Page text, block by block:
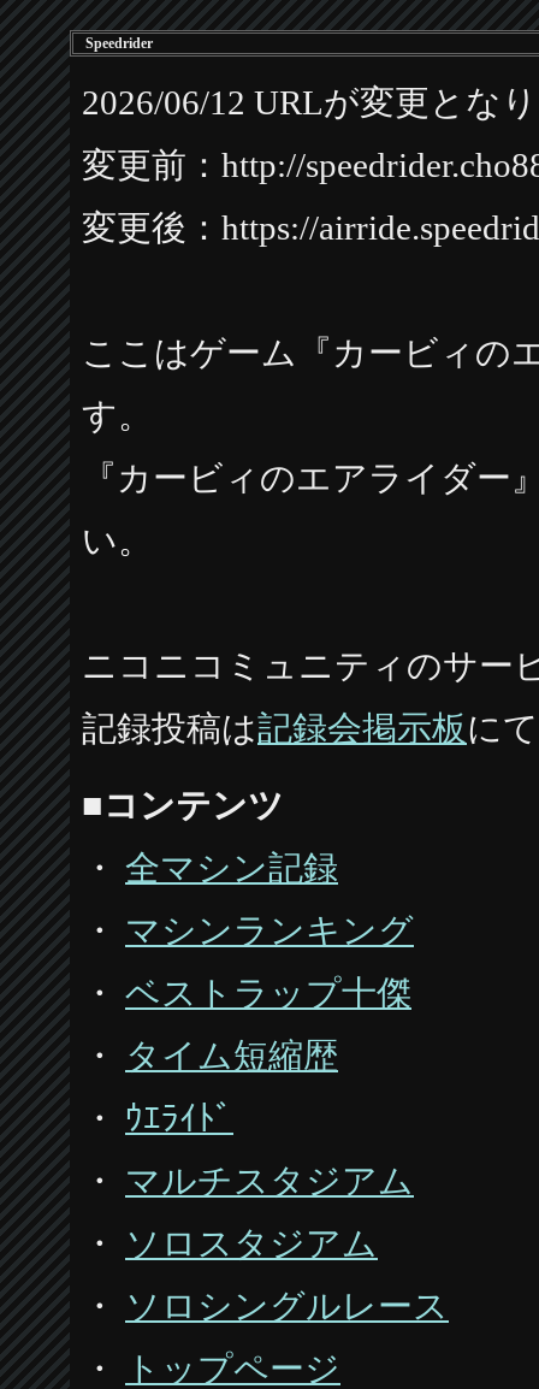
Speedrider
2026/06/12 URLが変更とな
変更前：http://
変更後：https://
ここはゲーム『カービィの
す。
『カービィのエアライダー
い。
ニコニコミュニティのサー
記録投稿は記録会掲示板に
■コンテンツ
・ 全マシン記録
・ マシンランキング
・ ベストラップ十傑
・ タイム短縮歴
・ ｳｴﾗｲﾄﾞ
・ マルチスタジアム
・
ソロスタジアム
・
ソロシングルレース
・
トップページ